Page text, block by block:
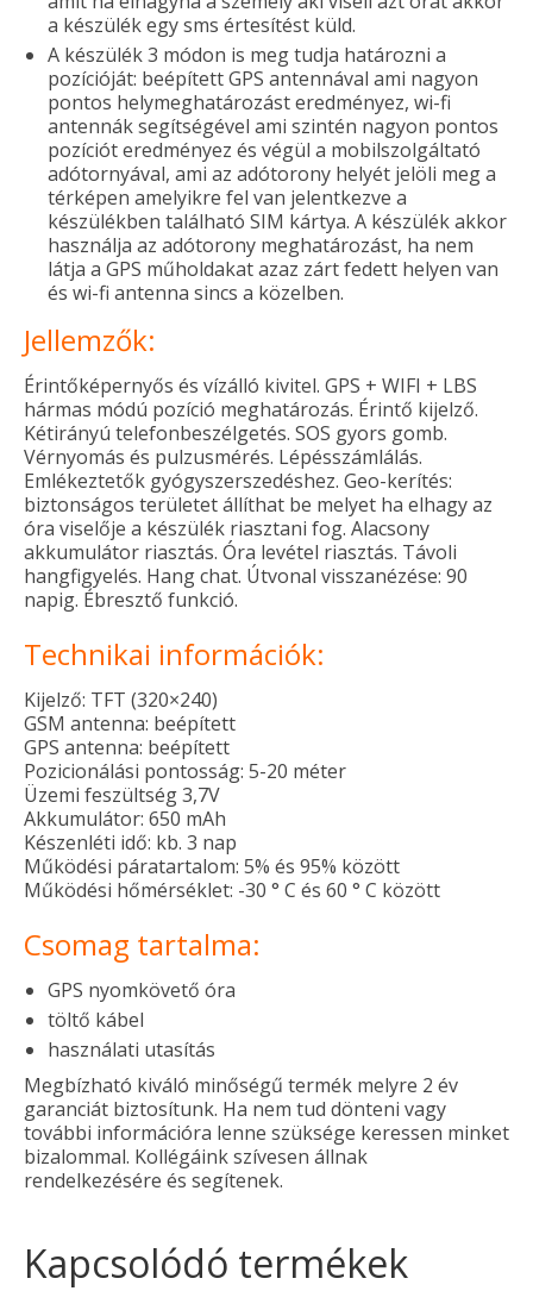
a készülék egy sms értesítést küld.
A készülék 3 módon is meg tudja határozni a
pozícióját: beépített GPS antennával ami nagyon
pontos helymeghatározást eredményez, wi-fi
antennák segítségével ami szintén nagyon pontos
pozíciót eredményez és végül a mobilszolgáltató
adótornyával, ami az adótorony helyét jelöli meg a
térképen amelyikre fel van jelentkezve a
készülékben található SIM kártya. A készülék akkor
használja az adótorony meghatározást, ha nem
látja a GPS műholdakat azaz zárt fedett helyen van
és wi-fi antenna sincs a közelben.
Jellemzők:
Érintőképernyős és vízálló kivitel. GPS + WIFI + LBS
hármas módú pozíció meghatározás. Érintő kijelző.
Kétirányú telefonbeszélgetés. SOS gyors gomb.
Vérnyomás és pulzusmérés. Lépésszámlálás.
Emlékeztetők gyógyszerszedéshez. Geo-kerítés:
biztonságos területet állíthat be melyet ha elhagy az
óra viselője a készülék riasztani fog. Alacsony
akkumulátor riasztás. Óra levétel riasztás. Távoli
hangfigyelés. Hang chat. Útvonal visszanézése: 90
napig. Ébresztő funkció.
Technikai információk:
Kijelző: TFT (320×240)
GSM antenna: beépített
GPS antenna: beépített
Pozicionálási pontosság: 5-20 méter
Üzemi feszültség 3,7V
Akkumulátor: 650 mAh
Készenléti idő: kb. 3 nap
Működési páratartalom: 5% és 95% között
Működési hőmérséklet: -30 ° C és 60 ° C között
Csomag tartalma:
GPS nyomkövető óra
töltő kábel
használati utasítás
Megbízható kiváló minőségű termék melyre 2 év
garanciát biztosítunk. Ha nem tud dönteni vagy
további információra lenne szüksége keressen minket
bizalommal. Kollégáink szívesen állnak
rendelkezésére és segítenek.
Kapcsolódó termékek